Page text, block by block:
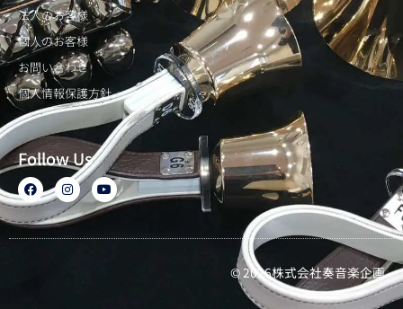
法人のお客様
個人のお客様
お問い合わせ
個人情報保護方針
Follow Us
F
a
c
e
b
o
I
n
s
t
g
Y
o
u
b
© 2026株式会社奏音楽企画